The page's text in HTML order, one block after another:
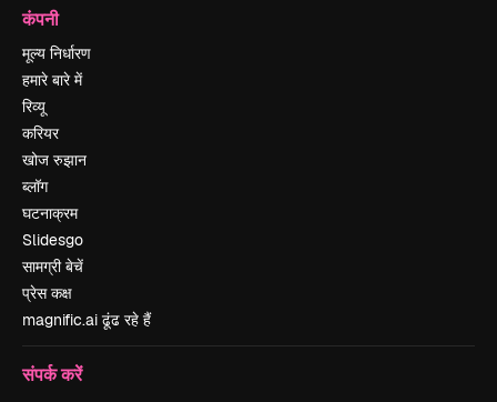
कंपनी
मूल्य निर्धारण
हमारे बारे में
रिव्यू
करियर
खोज रुझान
ब्लॉग
घटनाक्रम
Slidesgo
सामग्री बेचें
प्रेस कक्ष
magnific.ai ढूंढ रहे हैं
संपर्क करें